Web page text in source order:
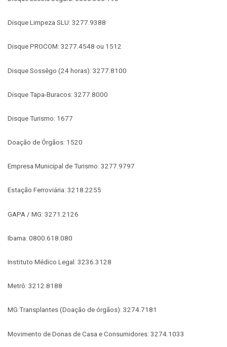
Disque Limpeza SLU: 3277.9388
Disque PROCOM: 3277.4548 ou 1512
Disque Sossêgo (24 horas): 3277.8100
Disque Tapa-Buracos: 3277.8000
Disque Turismo: 1677
Doação de Órgãos: 1520
Empresa Municipal de Turismo: 3277.9797
Estação Ferroviária: 3218.2255
GAPA / MG: 3271.2126
Ibama: 0800.618.080
Instituto Médico Legal: 3236.3128
Metrô: 3212.8188
MG Transplantes (Doação de órgãos): 3274.7181
Movimento de Donas de Casa e Consumidores: 3274.1033